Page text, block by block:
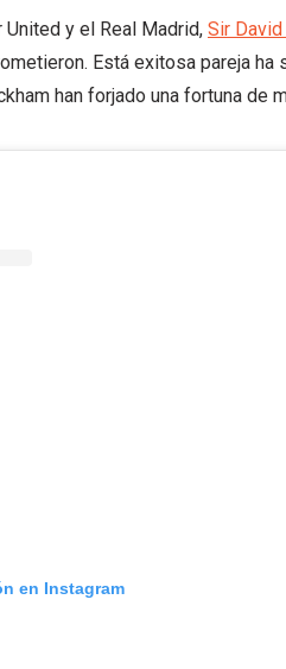
y el Real Madrid, Sir
Está exitosa pareja
han forjado una fortuna de
en Instagram